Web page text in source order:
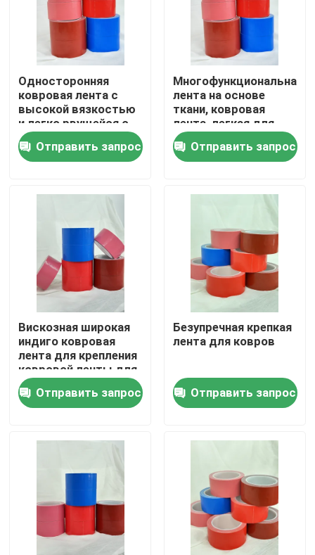
Главная страница
Продукция
Ролики
О Компании
Наша фабрика
контроль качества
контактные данные
Клейкая лента ковра
двойная, который встали на сторону лента пены
Односторонняя
ковровая лента с
высокой вязкостью
и легко рвущейся с
повторяемым
расположением
Отправить запрос
Многофункциональная
лента на основе
ткани, ковровая
лента, легкая для
разрыва и высокая
сцепляемость
Отправить запрос
Вискозная широкая
индиго ковровая
лента для крепления
ковровой ленты для
бесшовного и
безопасного пола
Отправить запрос
Безупречная крепкая
лента для ковров
Отправить запрос